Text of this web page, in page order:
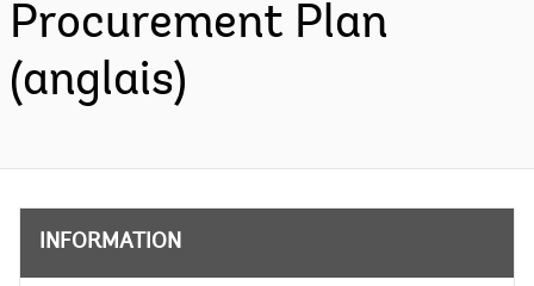
Procurement Plan
(anglais)
INFORMATION